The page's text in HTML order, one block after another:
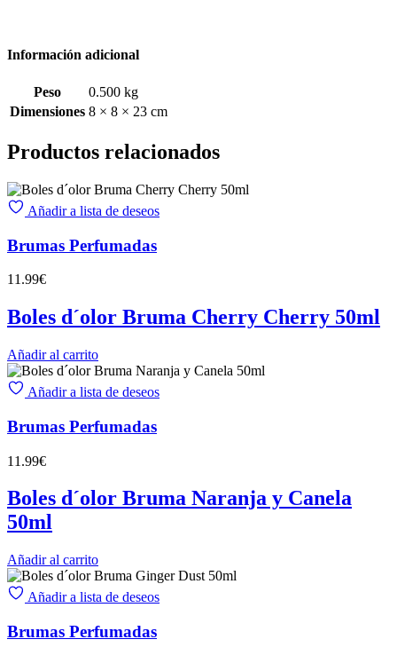
Información adicional
Peso
0.500 kg
Dimensiones 8 × 8 × 23 cm
Productos relacionados
Añadir a lista de deseos
Brumas Perfumadas
11.99€
Boles d´olor Bruma Cherry Cherry 50ml
Añadir al carrito
Añadir a lista de deseos
Brumas Perfumadas
11.99€
Boles d´olor Bruma Naranja y Canela
50ml
Añadir al carrito
Añadir a lista de deseos
Brumas Perfumadas